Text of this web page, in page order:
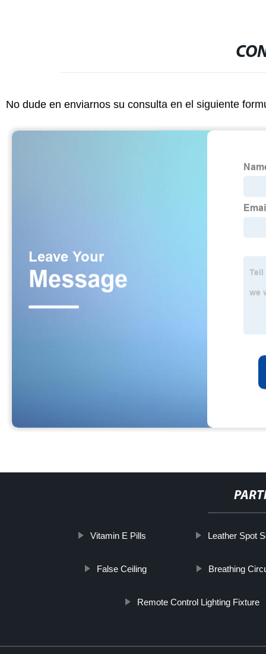
No dude en enviarnos su consulta en el siguiente
Vitamin E Pills Leather Spot
False Ceiling Breathing
Remote Control Lighting Fixture